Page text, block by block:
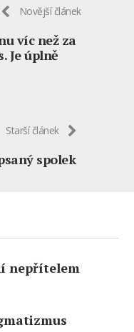
Novější článek
víc než za
Je úplně
Starší článek
spolek
nepřítelem